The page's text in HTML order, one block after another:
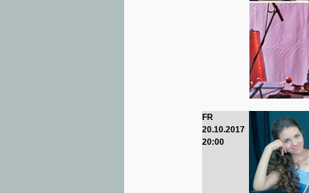
FR
20.10.2017
20:00